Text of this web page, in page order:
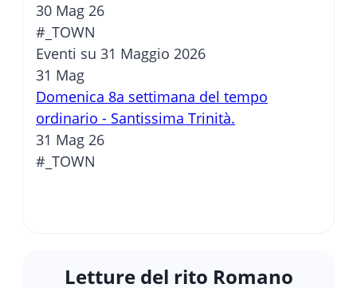
30 Mag 26
#_TOWN
Eventi su 31 Maggio 2026
31 Mag
Domenica 8a settimana del tempo
ordinario - Santissima Trinità.
31 Mag 26
#_TOWN
Letture del rito Romano